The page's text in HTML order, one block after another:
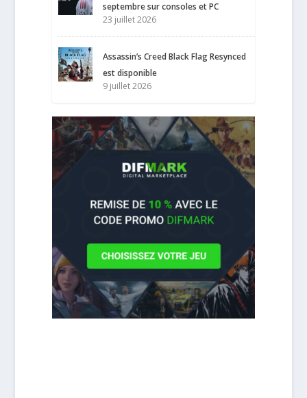
septembre sur consoles et PC
23 juillet 2026
Assassin’s Creed Black Flag Resynced
est disponible
9 juillet 2026